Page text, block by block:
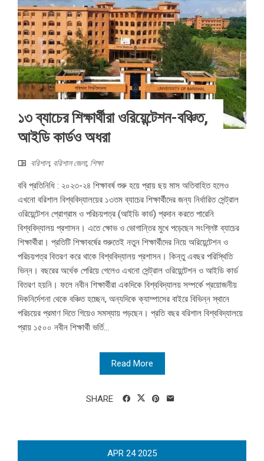
১৩ ব্যাচের শিক্ষার্থীরা ওরিয়েন্টেশন-বঞ্চিত,
আইডি কার্ডও অধরা
বরিশাল, বরিশাল জেলা, শিক্ষা
ববি প্রতিনিধি : ২০২৩-২৪ শিক্ষাবর্ষ শুরু হয়ে প্রায় ছয় মাস অতিবাহিত হলেও
এখনো বরিশাল বিশ্ববিদ্যালয়ের ১৩তম ব্যাচের শিক্ষার্থীদের জন্য নির্ধারিত সেন্ট্রাল
ওরিয়েন্টেশন প্রোগ্রাম ও পরিচয়পত্র (আইডি কার্ড) প্রদান করতে পারেনি
বিশ্ববিদ্যালয় প্রশাসন। এতে ক্ষোভ ও ভোগান্তির মুখে পড়েছেন সংশ্লিষ্ট ব্যাচের
শিক্ষার্থীরা। প্রতিটি শিক্ষাবর্ষের শুরুতেই নতুন শিক্ষার্থীদের নিয়ে অরিয়েন্টেশন ও
পরিচয়পত্র বিতরণ করে থাকে বিশ্ববিদ্যালয় প্রশাসন। কিন্তু এবছর পরিস্থিতি
ভিন্ন। বছরের অর্ধেক পেরিয়ে গেলেও এখনো সেন্ট্রাল ওরিয়েন্টেশন ও আইডি কার্ড
বিতরণ হয়নি। ফলে নবীন শিক্ষার্থীরা একদিকে বিশ্ববিদ্যালয় সম্পর্কে প্রয়োজনীয়
দিকনির্দেশনা থেকে বঞ্চিত হচ্ছেন, অন্যদিকে ক্যাম্পাসের বাইরে বিভিন্ন স্থানে
পরিচয়ের প্রমাণ দিতে গিয়েও সমস্যায় পড়ছেন। প্রতি বছর বরিশাল বিশ্ববিদ্যালয়ে
প্রায় ১৫০০ নবীন শিক্ষার্থী ভর্তি...
Read More
SHARE
APR 24 2025